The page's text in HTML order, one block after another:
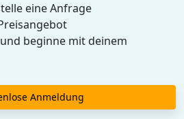
eine Anfrage
beginne mit deinem
Anmeldung